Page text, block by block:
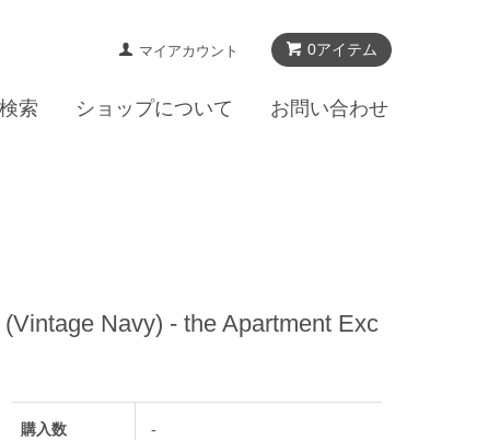
0アイテム
マイアカウント
索 ショップについて お問い合わせ
Navy) - the Apartment Exc
購入数 -